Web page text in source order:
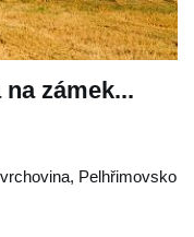
zámek...
, Pelhřimovsko